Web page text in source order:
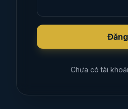
Chưa có tài